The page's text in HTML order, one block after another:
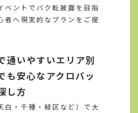
ベントでバク転披露を目指
者へ現実的なプランをご提
通いやすいエリア別
も安心なアクロバッ
し方
白・千種・緑区など）で大